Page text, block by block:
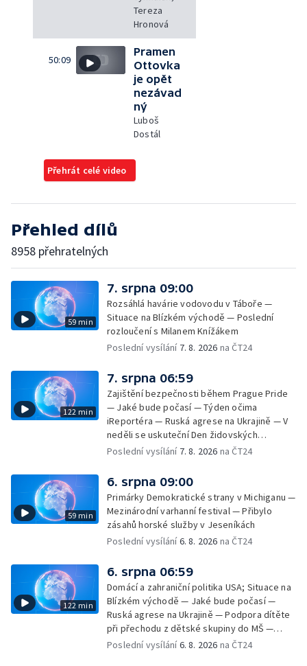
Tereza
Hronová
50:09
Pramen
Ottovka
je opět
nezávad
ný
Luboš
Dostál
Přehrát celé video
Přehled dílů
8958 přehratelných
59 min
7. srpna 09:00
Rozsáhlá havárie vodovodu v Táboře —
Situace na Blízkém východě — Poslední
rozloučení s Milanem Knížákem
Poslední vysílání 7. 8. 2026 na ČT24
122 min
7. srpna 06:59
Zajištění bezpečnosti během Prague Pride
— Jaké bude počasí — Týden očima
iReportéra — Ruská agrese na Ukrajině — V
neděli se uskuteční Den židovských
památek — Vila Tugendhat slaví 25 let na
atletice 2026 — Výzkum: epidemie digitálních
závislostí je mýtus — Demolice vyhořelé
výškové budovy ve Zlíně
Poslední vysílání 7. 8. 2026 na ČT24
59 min
6. srpna 09:00
Primárky Demokratické strany v Michiganu —
Mezinárodní varhanní festival — Přibylo
zásahů horské služby v Jeseníkách
Poslední vysílání6. 8. 2026 na ČT24
122 min
6. srpna 06:59
Domácí a zahraniční politika USA; Situace na
Blízkém východě — Jaké bude počasí —
Ruská agrese na Ukrajině — Podpora dítěte
při přechodu z dětské skupiny do MŠ —
Filmové premiéry týdne — Dvě deci tuše v
Poslední vysílání6. 8. 2026 na ČT24